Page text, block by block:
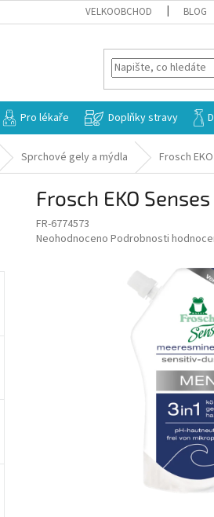
VELKOOBCHOD BLOG
Pro lékaře Doplňky stravy
Sprchové gely a mýdla Frosch
Frosch EKO
FR-6774573
Průměrné
Neohodnoceno Podrobnosti